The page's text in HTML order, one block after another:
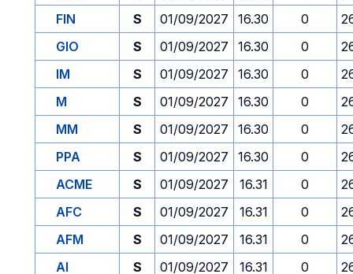
FIN
S 01/09/2027 16.30 0
GIO
S 01/09/2027 16.30 0
IM
S 01/09/2027 16.30 0
M
S 01/09/2027 16.30 0
MM
S 01/09/2027 16.30 0
PPA
S 01/09/2027 16.30 0
ACME
S 01/09/2027 16.31 0
AFC
S 01/09/2027 16.31 0
AFM
S 01/09/2027 16.31 0
AI
S 01/09/2027 16.31 0